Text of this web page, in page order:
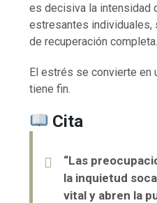
es decisiva la intensidad
estresantes individuales,
de recuperación completa.
El estrés se convierte en
tiene fin.
Cita
“Las
la inquietud
vital y abren la